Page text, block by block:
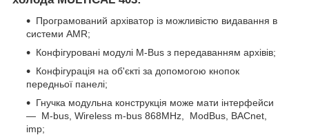
Програмований архіватор із можливістю видавання в
системи AMR;
Конфігуровані модулі M-Bus з передаванням архівів;
Конфігурація на об'єкті за допомогою кнопок
передньої панелі;
Гнучка модульна конструкція може мати інтерфейси
— M-bus, Wireless m-bus 868MHz, ModBus, BACnet,
imp;